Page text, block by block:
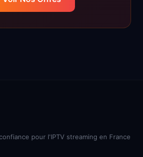
pour l'IPTV streaming en France